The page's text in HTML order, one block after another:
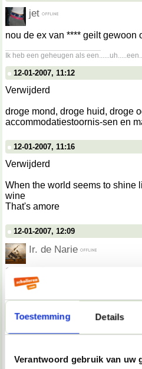
Toestemming Details
Verantwoord gebruik van uw
jet
nou de ex van **** geilt gewoon
Ik heb een geheugen als
12-01-2007, 11:12
Verwijderd
droge mond, droge huid, droge
accommodatiestoornis-sen en
12-01-2007, 11:16
Verwijderd
When the world seems to shine
wine
That's amore
12-01-2007, 12:09
Ir. de Narie
154. Ian O'Brien Docker - [The
Beginning (jona remix)
__________________
~ beoefent de kunst van het stealthlopen
12-01-2007, 14:24
llell
Daarnaast bouwt Nuon aan een